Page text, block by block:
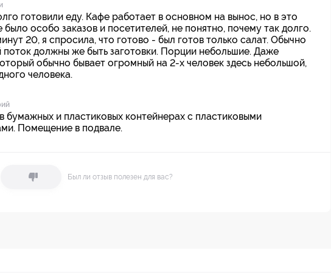
готовили еду. Кафе работает в основном на вынос, но в это
было особо заказов и посетителей, не понятно, почему так долго.
20, я спросила, что готово - был готов только салат. Обычно
поток должны же быть заготовки. Порции небольшие. Даже
обычно бывает огромный на 2-х человек здесь небольшой,
человека.
бумажных и пластиковых контейнерах с пластиковыми
Помещение в подвале.
Был ли отзыв полезен для вас?